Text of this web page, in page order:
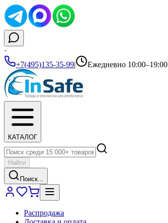
·
+7(495)135-35-99| Ежедневно 10:00–19:00
КАТАЛОГ
Найти
Поиск...
Распродажа